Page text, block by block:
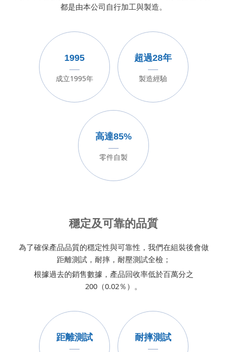
都是由本公司自行加工與製造。
1995
成立1995年
超過28年
製造經驗
高達85%
零件自製
穩定及可靠的品質
為了確保產品品質的穩定性與可靠性，我們在組裝後會做
距離測試，耐摔，耐壓測試全檢；
根據過去的銷售數據，產品回收率低於百萬分之
200（0.02％）。
距離測試 耐摔測試